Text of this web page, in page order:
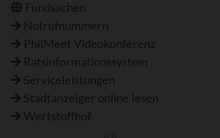
Fundsachen
Notrufnummern
PhilMeet Videokonferenz
Ratsinformationssystem
Serviceleistungen
Stadtanzeiger online lesen
Wertstoffhof